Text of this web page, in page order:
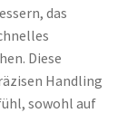
das
Diese
Handling
sowohl auf